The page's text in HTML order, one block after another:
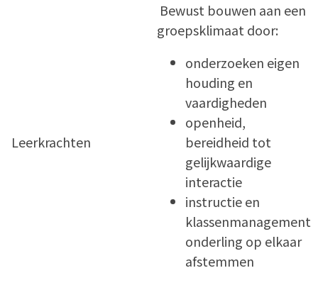
Leerkrachten
Bewust bouwen aan een
groepsklimaat door:
onderzoeken eigen
houding en
vaardigheden
openheid,
bereidheid tot
gelijkwaardige
interactie
instructie en
klassenmanagement
onderling op elkaar
afstemmen